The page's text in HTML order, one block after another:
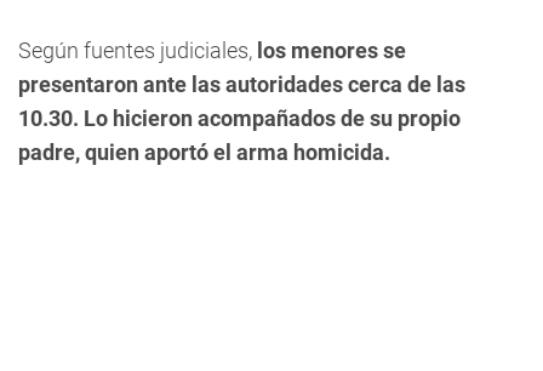
Según fuentes judiciales, los menores se
presentaron ante las autoridades cerca de las
10.30. Lo hicieron acompañados de su propio
padre, quien aportó el arma homicida.